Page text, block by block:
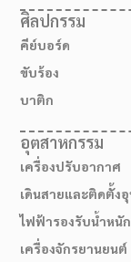
สมัครเรียน
ศิลปกรรม
คีย์บอร์ด
ขับร้อง
บาติก
อุตสาหกรรม
เครื่องปรับอากาศ
เดินสายและติดตั้ง
ไฟฟ้ารองรับน้ำหนั
เครื่องจักรยานยนต์